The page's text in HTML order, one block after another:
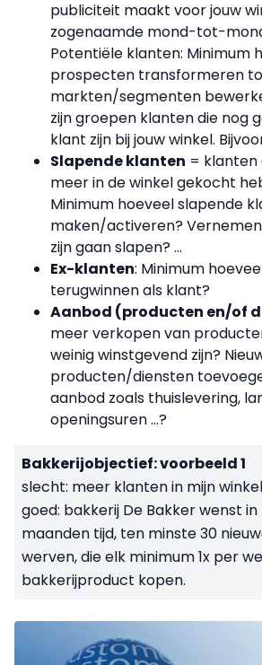
publiciteit maakt voor jouw
zogenaamde mond-tot-
Potentiële klanten: Minimum
prospecten transformeren
markten/segmenten
zijn groepen klanten die nog
klant zijn bij jouw winkel.
Slapende klanten = klanten
meer in de winkel gekocht
Minimum hoeveel slapende
maken/activeren?
zijn gaan slapen? …
Ex-klanten: Minimum
terugwinnen als klant?
Aanbod (producten en/of
meer verkopen van
weinig winstgevend zijn?
producten/diensten
aanbod zoals thuislevering,
openingsuren …?
Bakkerijobjectief: voorbeeld 1
slecht: meer klanten in mijn winkel
goed: bakkerij De Bakker wenst in
maanden tijd, ten minste 30
werven, die elk minimum 1x per
bakkerijproduct kopen.